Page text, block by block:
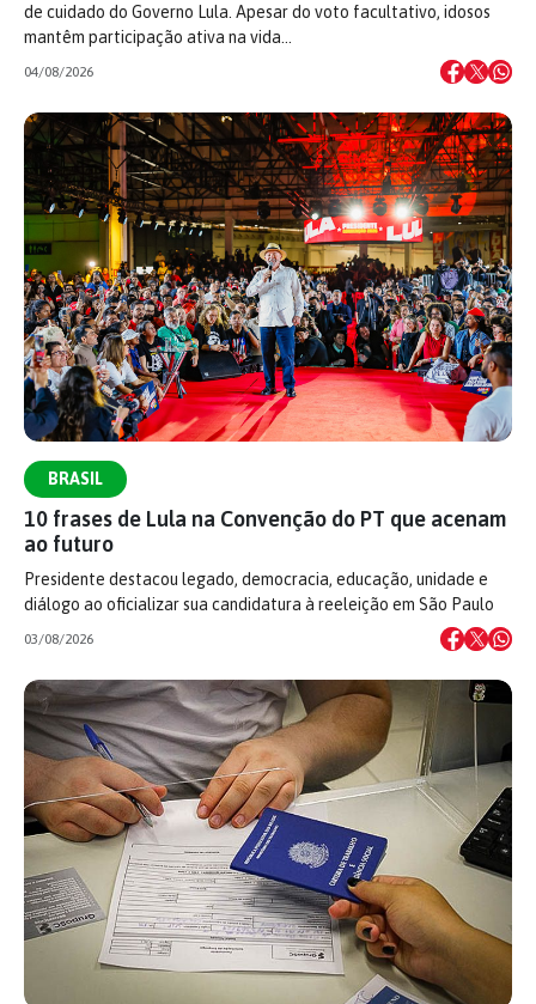
de cuidado do Governo Lula. Apesar do voto facultativo, idosos
mantêm participação ativa na vida…
04/08/2026
BRASIL
10 frases de Lula na Convenção do PT que acenam
ao futuro
Presidente destacou legado, democracia, educação, unidade e
diálogo ao oficializar sua candidatura à reeleição em São Paulo
03/08/2026